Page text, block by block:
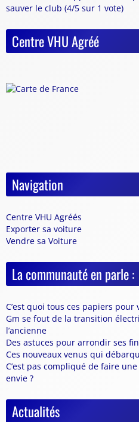
sauver le club (4/5 sur 1 vote)
Centre VHU Agréé
Navigation
Centre VHU Agréés
Exporter sa voiture
Vendre sa Voiture
La communauté en parle :
C’est quoi tous ces papiers
Gm se fout de la transition
l’ancienne
Des astuces pour arrondir ses
Ces nouveaux venus qui
C’est pas compliqué de faire
envie ?
Actualités